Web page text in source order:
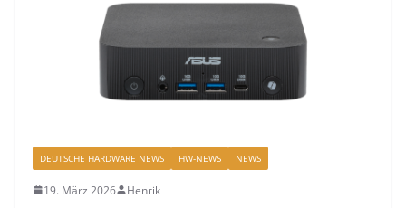
DEUTSCHE HARDWARE NEWS HW-NEWS NEWS
19. März 2026 Henrik